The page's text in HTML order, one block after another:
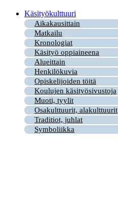
Käsityökulttuuri
Aikakausittain
Matkailu
Kronologiat
Käsityö oppiaineena
Alueittain
Henkilökuvia
Opiskelijoiden töitä
Koulujen käsityösivustoja
Muoti, tyylit
Osakulttuurit, alakulttuurit
Traditiot, juhlat
Symboliikka